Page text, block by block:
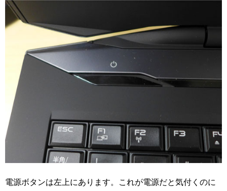
電源ボタンは左上にあります。これが電源だと気付くのに